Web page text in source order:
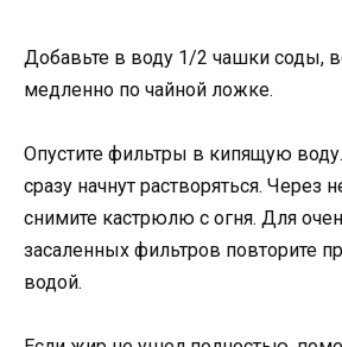
Добавьте в воду 1/2 чашки соды,
медленно по чайной ложке.
Опустите фильтры в кипящую
сразу начнут растворяться. Через
снимите кастрюлю с огня. Для
засаленных фильтров повторите
водой.